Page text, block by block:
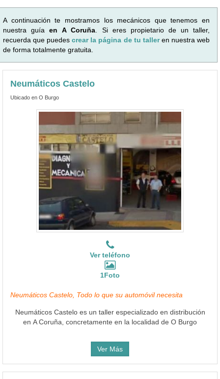
A continuación te mostramos los mecánicos que tenemos en
nuestra guíaen A Coruña . Si eres propietario de un taller,
recuerda que puedescrear la página de tu talleren nuestra web
de forma totalmente gratuita.
Neumáticos Castelo
Ubicado en O Burgo
Ver teléfono
1Foto
Neumáticos Castelo, Todo lo que su automóvil necesita
Neumáticos Castelo es un taller especializado en distribución
en A Coruña, concretamente en la localidad de O Burgo
Ver Más